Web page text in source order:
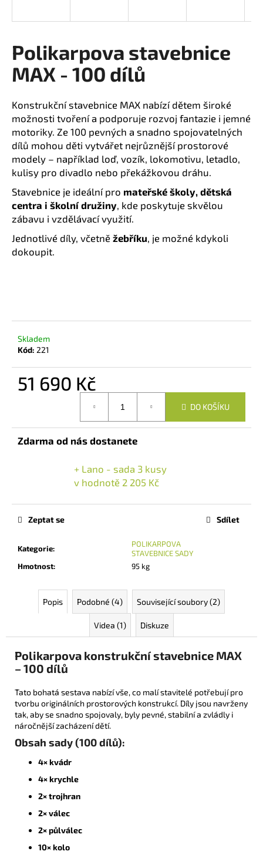
Polikarpova stavebnice
MAX - 100 dílů
Konstrukční stavebnice MAX nabízí dětem široké
možnosti tvoření a podporuje rozvoj fantazie i jemné
motoriky. Ze 100 pevných a snadno spojovatelných
dílů mohou děti vytvářet nejrůznější prostorové
modely – například loď, vozík, lokomotivu, letadlo,
kulisy pro divadlo nebo překážkovou dráhu.
Stavebnice je ideální pro mateřské školy, dětská
centra i školní družiny , kde poskytuje skvělou
zábavu i vzdělávací využití.
Jednotlivé díly, včetně žebříku , je možné kdykoli
dokoupit.
Skladem
Kód: 221
51 690 Kč
DO KOŠÍKU
Zdarma od nás dostanete
+ Lano - sada 3 kusy
v hodnotě 2 205 Kč
Kategorie:
POLIKARPOVA
STAVEBNICE SADY
Hmotnost: 95 kg
Zeptat se Sdílet
R
Popis Podobné (4) Související soubory (2)
Videa (1) Diskuze
Polikarpova konstrukční stavebnice MAX
– 100 dílů
Tato bohatá sestava nabízí vše, co malí stavitelé potřebují pro
tvorbu originálních prostorových konstrukcí. Díly jsou navrženy
tak, aby se snadno spojovaly, byly pevné, stabilní a zvládly i
náročnější zacházení dětí.
Obsah sady (100 dílů):
4× kvádr
4× krychle
2× trojhran
2× válec
2× půlválec
10× kolo
í
t
?
HLEDAT
D
o
p
o
r
u
m
POZNÁVACÍ
SADA
DŘEVIN
Původně: